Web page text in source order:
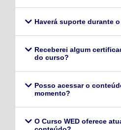
Haverá suporte durante
Receberei algum
do curso?
Posso acessar o
momento?
O Curso WED oferece